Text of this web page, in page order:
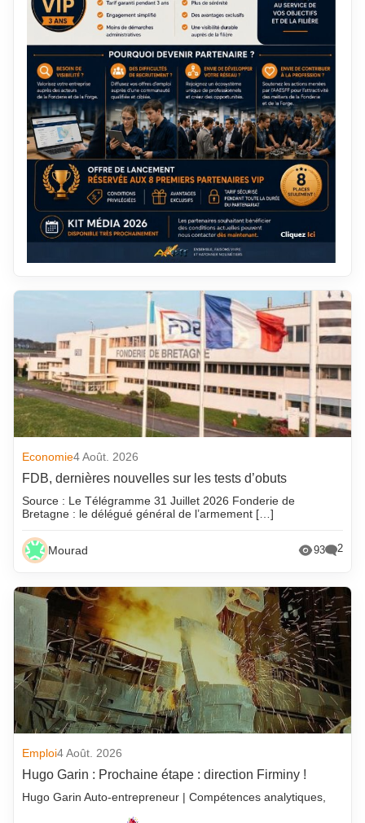
Economie4 Août. 2026
FDB, dernières nouvelles sur les tests d’obuts
Source : Le Télégramme 31 Juillet 2026 Fonderie de
Bretagne : le délégué général de l’armement […]
Mourad 93 2
Emploi4 Août. 2026
Hugo Garin : Prochaine étape : direction Firminy !
Hugo Garin Auto-entrepreneur | Compétences analytiques,